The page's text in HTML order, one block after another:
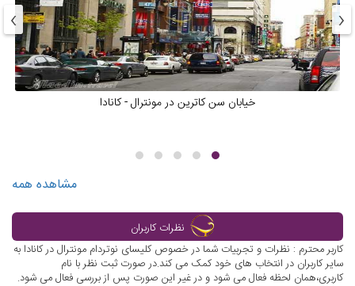
خیابان سن کاترین در مونترال - کانادا
‹
›
مشاهده همه
نظرات کاربران
کاربر محترم : نظرات و تجربیات شما در خصوص کلیسای نوتردام مونترال در کانادا به
سایر کاربران در انتخاب های خود کمک می کند.در صورت ثبت نظر با نام
کاربری،همان لحظه فعال می شود و در غیر این صورت پس از بررسی فعال می شود.